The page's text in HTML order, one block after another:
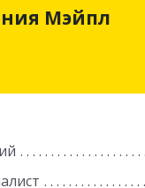
Мэйпл
пр-кт,